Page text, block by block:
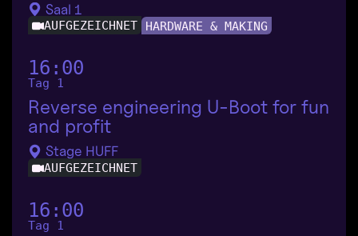
Saal 1
AUFGEZEICHNET HARDWARE & MAKING
16:00
Tag 1
Reverse engineering U-Boot for fun
and profit
Stage HUFF
AUFGEZEICHNET
16:00
Tag 1